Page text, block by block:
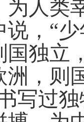
为人类
说，“
国独
洲，则
写过